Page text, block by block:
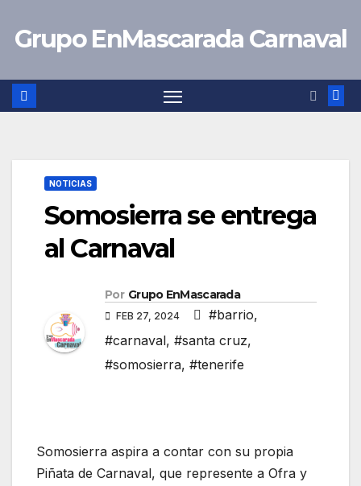
Grupo EnMascarada Carnaval
NOTICIAS
Somosierra se entrega
al Carnaval
Por Grupo EnMascarada
FEB 27, 2024 #barrio,
#carnaval, #santa cruz,
#somosierra, #tenerife
Somosierra aspira a contar con su propia
Piñata de Carnaval, que represente a Ofra y